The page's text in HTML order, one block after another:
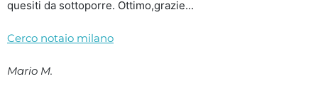
quesiti da sottoporre. Ottimo,grazie...
Cerco notaio milano
Mario M.